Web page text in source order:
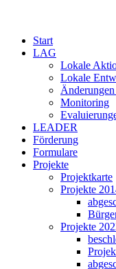
Start
LAG
Lokale
Lokale
Monitoring
LEADER
Förderung
Formulare
Projekte
Projektkarte
Projekte
Projekte